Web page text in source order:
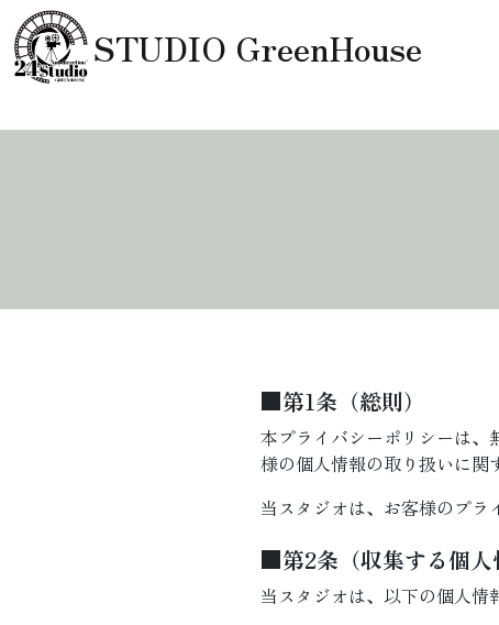
コンテンツへスキップ
メインナビゲーション
STUDIO GreenHouse
■第1条（総則）
本プライバシーポリシーは、
様の個人情報の取り扱いに関
当スタジオは、お客様のプラ
■第2条（収集する個人
当スタジオは、以下の個人情